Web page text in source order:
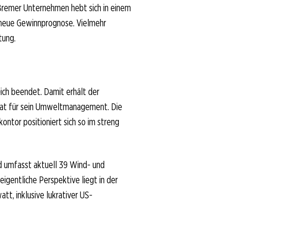
Unternehmen hebt sich in einem
Gewinnprognose. Vielmehr
beendet. Damit erhält der
für sein Umweltmanagement. Die
positioniert sich so im streng
umfasst aktuell 39 Wind- und
Perspektive liegt in der
inklusive lukrativer US-